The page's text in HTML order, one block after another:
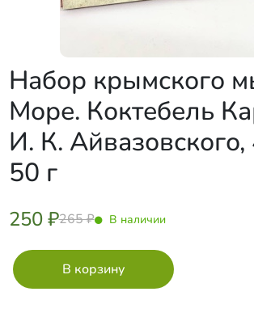
Набор крымского
Море. Коктебель
И. К.
50 г
250 ₽265 ₽ В наличии